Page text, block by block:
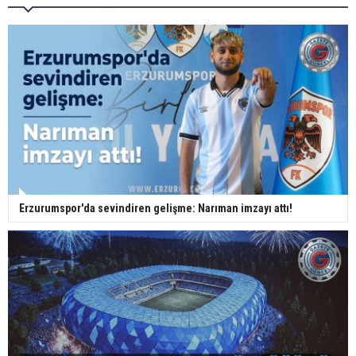
Erzurumspor'da sevindiren gelişme: Narıman imzayı attı!